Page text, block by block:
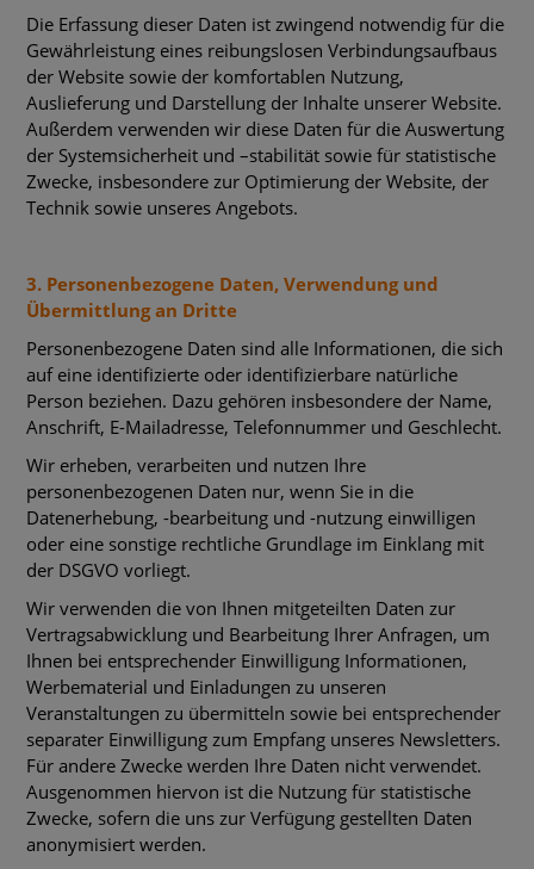
Die Erfassung dieser Daten ist zwingend notwendig für die
Gewährleistung eines reibungslosen Verbindungsaufbaus
der Website sowie der komfortablen Nutzung,
Auslieferung und Darstellung der Inhalte unserer Website.
Außerdem verwenden wir diese Daten für die Auswertung
der Systemsicherheit und –stabilität sowie für statistische
Zwecke, insbesondere zur Optimierung der Website, der
Technik sowie unseres Angebots.
3. Personenbezogene Daten, Verwendung und
Übermittlung an Dritte
Personenbezogene Daten sind alle Informationen, die sich
auf eine identifizierte oder identifizierbare natürliche
Person beziehen. Dazu gehören insbesondere der Name,
Anschrift, E-Mailadresse, Telefonnummer und Geschlecht.
Wir erheben, verarbeiten und nutzen Ihre
personenbezogenen Daten nur, wenn Sie in die
Datenerhebung, -bearbeitung und -nutzung einwilligen
oder eine sonstige rechtliche Grundlage im Einklang mit
der DSGVO vorliegt.
Wir verwenden die von Ihnen mitgeteilten Daten zur
Vertragsabwicklung und Bearbeitung Ihrer Anfragen, um
Ihnen bei entsprechender Einwilligung Informationen,
Werbematerial und Einladungen zu unseren
Veranstaltungen zu übermitteln sowie bei entsprechender
separater Einwilligung zum Empfang unseres Newsletters.
Für andere Zwecke werden Ihre Daten nicht verwendet.
Ausgenommen hiervon ist die Nutzung für statistische
Zwecke, sofern die uns zur Verfügung gestellten Daten
anonymisiert werden.